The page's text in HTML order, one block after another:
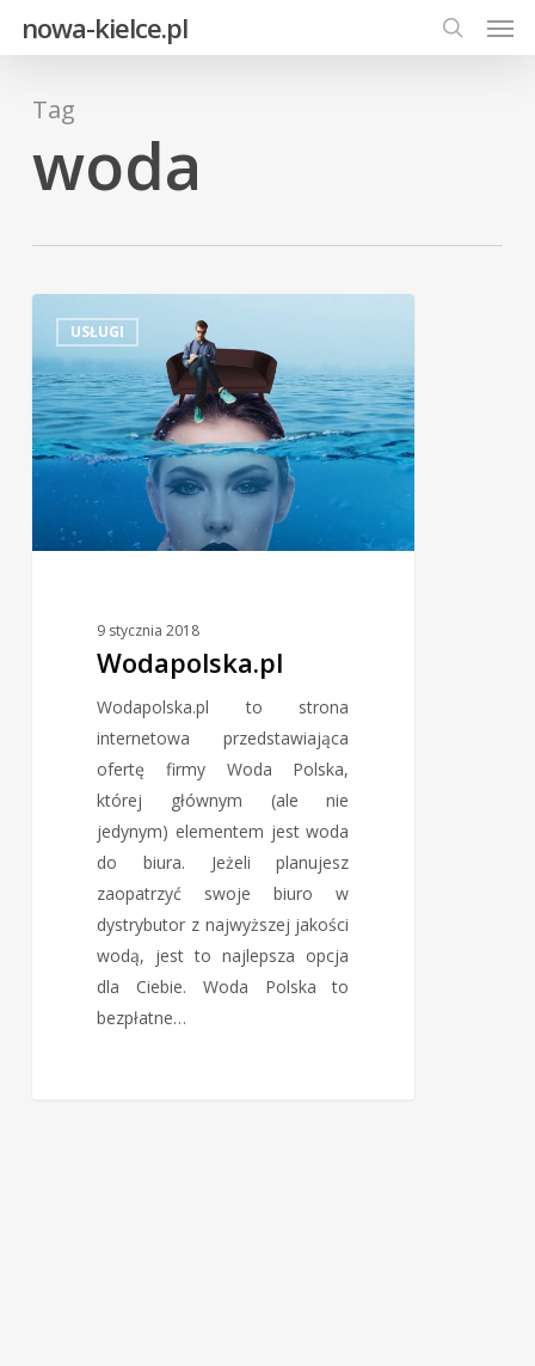
content
nowa-kielce.pl
search
Tag
woda
USŁUGI
9 stycznia 2018
Wodapolska.pl
Wodapolska.pl to strona
internetowa przedstawiająca
ofertę firmy Woda Polska,
której głównym (ale nie
jedynym) elementem jest woda
do biura. Jeżeli planujesz
zaopatrzyć swoje biuro w
dystrybutor z najwyższej jakości
wodą, jest to najlepsza opcja
dla Ciebie. Woda Polska to
bezpłatne…